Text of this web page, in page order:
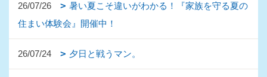
26/07/26
暑い夏こそ違いがわかる！『家族を守る夏の
住まい体験会』開催中！
26/07/24 夕日と戦うマン。